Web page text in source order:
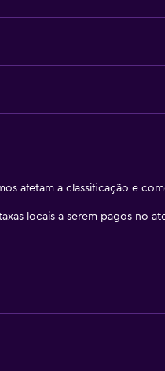
afetam a classificação e
locais a serem pagos no